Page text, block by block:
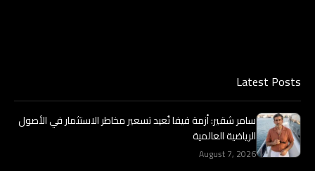
Latest Posts
سامر شقير: أزمة فيفا تُعيد تسعير مخاطر الاستثمار في الأصول
الرياضية العالمية
August 7, 2026